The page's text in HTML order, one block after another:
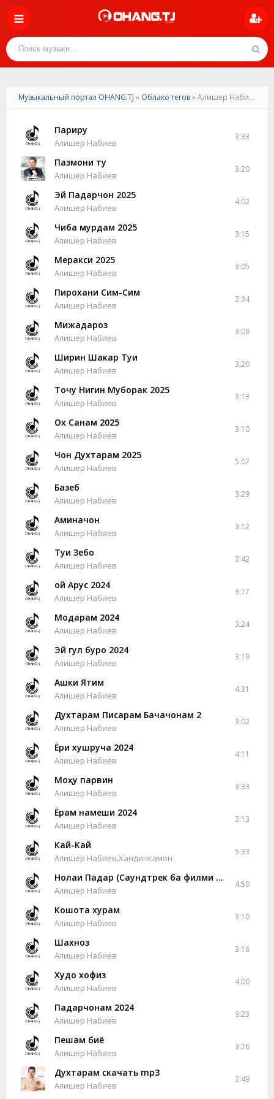
Музыкальный портал OHANG.TJ » Облако тегов» Алишер Набиев
Париру
Алишер Набиев
3:33
Пазмони ту
Алишер Набиев
3:20
Эй Падарчон 2025
Алишер Набиев
4:02
Чиба мурдам 2025
Алишер Набиев
3:15
Меракси 2025
Алишер Набиев
3:05
Пирохани Сим-Сим
Алишер Набиев
3:34
Мижадароз
Алишер Набиев
3:09
Ширин Шакар Туи
Алишер Набиев
3:20
Точу Нигин Муборак 2025
Алишер Набиев
3:13
Ох Санам 2025
Алишер Набиев
3:10
Чон Духтарам 2025
Алишер Набиев
5:07
Базеб
Алишер Набиев
3:29
Аминачон
Алишер Набиев
3:12
Туи Зебо
Алишер Набиев
3:42
Ҳой Арус 2024
Алишер Набиев
3:17
Модарам 2024
Алишер Набиев
3:24
Эй гул буро 2024
Алишер Набиев
3:19
Ашки Ятим
Алишер Набиев
4:31
Духтарам Писарам Бачачонам 2
Алишер Набиев
3:02
Ёри хушруча 2024
Алишер Набиев
4:11
Моҳу парвин
Алишер Набиев
3:33
Ёрам намеши 2024
Алишер Набиев
3:13
Кай-Кай
Алишер Набиев,Хандинкамон
5:33
Нолаи Падар (Саундтрек ба филми "Теғи зиндагӣ", 2024)
Алишер Набиев
4:50
Кошота хурам
Алишер Набиев
3:10
Шахноз
Алишер Набиев
3:16
Худо хофиз
Алишер Набиев
4:00
Падарчонам 2024
Алишер Набиев
9:23
Пешам биё
Алишер Набиев
3:26
Духтарам скачать mp3
Алишер Набиев
3:49